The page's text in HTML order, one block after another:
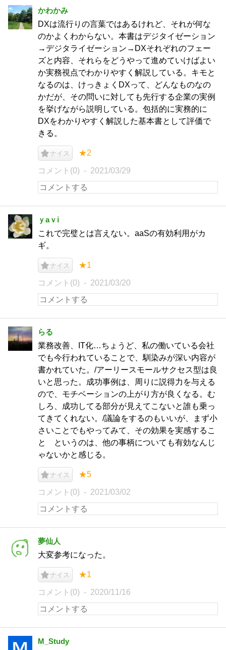
かわかみ
DXは流行りの言葉ではあるけれど、それが何な
のかよくわからない。本書はデジタイゼーション
→デジタライゼーション→DXそれぞれのフェー
ズと内容、それらをどうやって進めていけばよい
か実務視点でわかりやすく解説している。キモと
なるのは、けっきょくDXって、どんなものなの
かだが、その問いに対しても先行する企業の実例
を挙げながら説明している。包括的に実務的に
DXをわかりやすく解説した基本書として評価で
きる。
ナイス ★2
コメント(0) 2021/03/29
ｙaｖℹ︎
これで完璧とは言えない。aaSの有効利用がカ
ギ。
ナイス ★1
コメント(0) 2021/03/20
らる
業務改善、IT化…ちょうど、私の働いている会社
でも今行われていることで、馴染みが深い内容が
書かれていた。/アーリースモールサクセス型は良
いと思った。成功事例は、周りに説得力を与える
ので、モチベーションの上がり方が良くなる。む
しろ、成功してる部分が見えてこないと誰も乗っ
てきてくれない。/議論をするのもいいが、まず小
さいことでもやってみて、その効果を実感するこ
と というのは、他の事柄についても有効なんじ
ゃないかと感じる。
ナイス ★5
コメント(0) 2021/03/02
夢仙人
大変参考になった。
ナイス ★1
コメント(0) 2020/11/16
M_Study